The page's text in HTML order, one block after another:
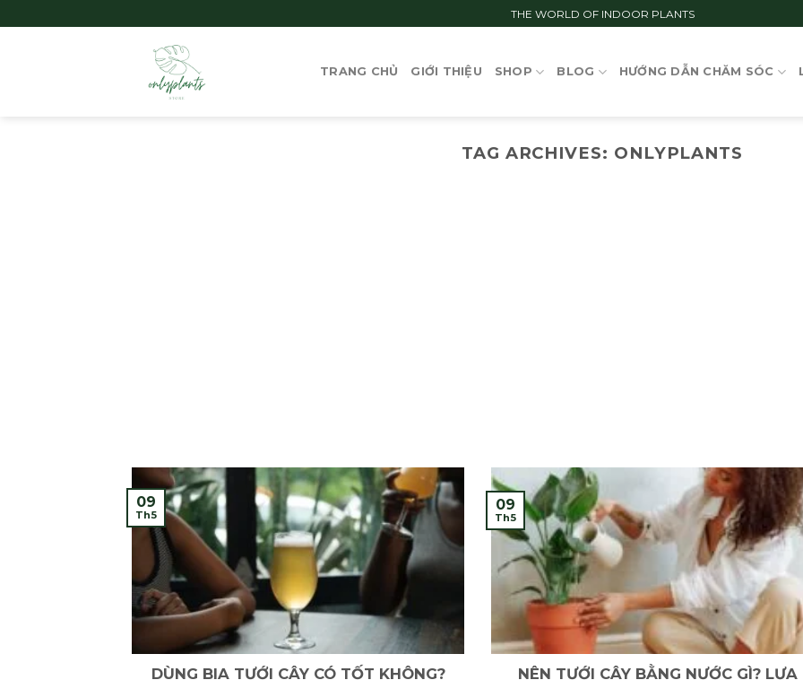
to
THE WORLD OF INDOOR PLANTS
TRANG CHỦ GIỚI THIỆU SHOP BLOG HƯỚNG DẪN CHĂM SÓC
TAG ARCHIVES: ONLYPLANTS
DÙNG BIA TƯỚI CÂY CÓ TỐT KHÔNG?
09
Th5
NÊN TƯỚI CÂY BẰNG NƯỚC GÌ? LỰA
09
Th5